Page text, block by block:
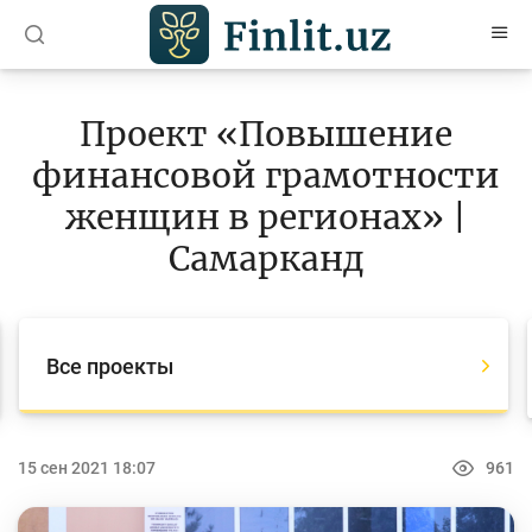
Статьи
Учебные материалы
Проект «Повышение
финансовой грамотности
женщин в регионах» |
Самарканд
Все проекты
15 сен 2021 18:07 961